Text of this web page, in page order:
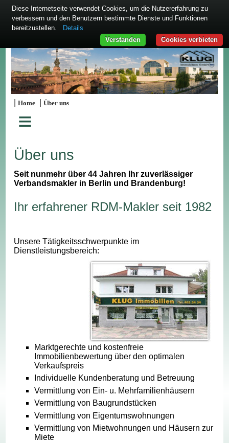
|Home |Über uns
≡
Über uns
Seit nunmehr über 44 Jahren Ihr zuverlässiger
Verbandsmakler in Berlin und Brandenburg!
Ihr erfahrener RDM-Makler seit 1982
Unsere Tätigkeitsschwerpunkte im
Dienstleistungsbereich:
Marktgerechte und kostenfreie
Immobilienbewertung über den optimalen
Verkaufspreis
Individuelle Kundenberatung und Betreuung
Vermittlung von Ein- u. Mehrfamilienhäusern
Vermittlung von Baugrundstücken
Vermittlung von Eigentumswohnungen
Vermittlung von Mietwohnungen und Häusern zur
Miete
Diese Internetseite verwendet Cookies, um die Nutzererfahrung zu
verbessern und den Benutzern bestimmte Dienste und Funktionen
bereitzustellen.
Details
Cookies verbieten
Verstanden